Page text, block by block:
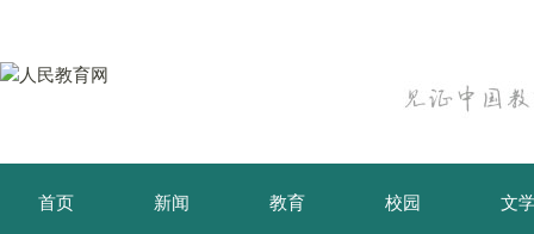
首页 新闻 教育 校园 文